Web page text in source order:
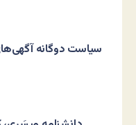
سیاست دوگانه